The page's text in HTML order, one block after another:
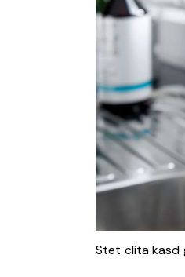
Stet clita kasd